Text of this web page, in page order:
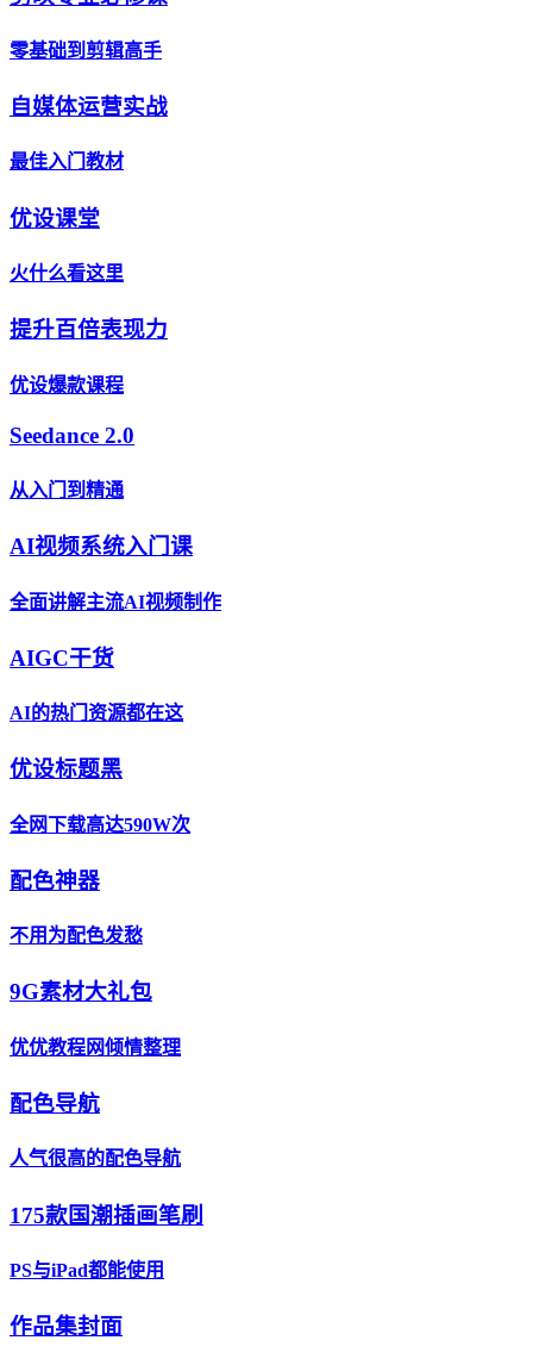
零基础到剪辑高手
自媒体运营实战
最佳入门教材
优设课堂
火什么看这里
提升百倍表现力
优设爆款课程
Seedance 2.0
从入门到精通
AI视频系统入门课
全面讲解主流AI视频制作
AIGC干货
AI的热门资源都在这
优设标题黑
全网下载高达590W次
配色神器
不用为配色发愁
9G素材大礼包
优优教程网倾情整理
配色导航
人气很高的配色导航
175款国潮插画笔刷
PS与iPad都能使用
作品集封面